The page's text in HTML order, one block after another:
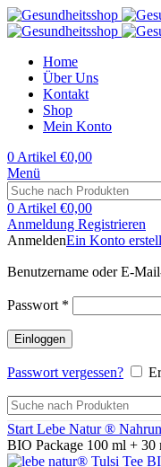
Home
Über Uns
Kontakt
Shop
Mein Konto
0 Artikel €0,00
Menü
0 Artikel €0,00
Anmeldung Registrieren
AnmeldenEin Konto
Benutzername oder E-
Passwort *
Einloggen
Passwort vergessen?
Start Lebe Natur ®
BIO Package 100 ml + 30